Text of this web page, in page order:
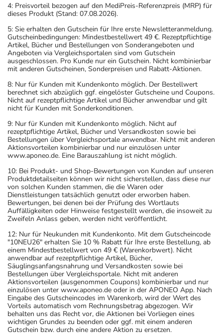
4: Preisvorteil bezogen auf den MediPreis-Referenzpreis (MRP) für
dieses Produkt (Stand: 07.08.2026).
5: Sie erhalten den Gutschein für Ihre erste Newsletteranmeldung.
Gutscheinbedingungen: Mindestbestellwert 49 €. Rezeptpflichtige
Artikel, Bücher und Bestellungen von Sonderangeboten und
Angeboten via Vergleichsportalen sind vom Gutschein
ausgeschlossen. Pro Kunde nur ein Gutschein. Nicht kombinierbar
mit anderen Gutscheinen, Sonderpreisen und Rabatt-Aktionen.
8: Nur für Kunden mit Kundenkonto möglich. Der Bestellwert
berechnet sich abzüglich ggf. eingelöster Gutscheine und Coupons.
Nicht auf rezeptpflichtige Artikel und Bücher anwendbar und gilt
nicht für Kunden mit Sonderkonditionen.
9: Nur für Kunden mit Kundenkonto möglich. Nicht auf
rezeptpflichtige Artikel, Bücher und Versandkosten sowie bei
Bestellungen über Vergleichsportale anwendbar. Nicht mit anderen
Aktionsvorteilen kombinierbar und nur einzulösen unter
www.aponeo.de. Eine Barauszahlung ist nicht möglich.
10: Bei Produkt- und Shop-Bewertungen von Kunden auf unseren
Produktdetailseiten können wir nicht sicherstellen, dass diese nur
von solchen Kunden stammen, die die Waren oder
Dienstleistungen tatsächlich genutzt oder erworben haben.
Bewertungen, bei denen bei der Prüfung des Wortlauts
Auffälligkeiten oder Hinweise festgestellt werden, die insoweit zu
Zweifeln Anlass geben, werden nicht veröffentlicht.
12: Nur für Neukunden mit Kundenkonto. Mit dem Gutscheincode
"10NEU26" erhalten Sie 10 % Rabatt für Ihre erste Bestellung, ab
einem Mindestbestellwert von 49 € (Warenkorbwert). Nicht
anwendbar auf rezeptpflichtige Artikel, Bücher,
Säuglingsanfangsnahrung und Versandkosten sowie bei
Bestellungen über Vergleichsportale. Nicht mit anderen
Aktionsvorteilen (ausgenommen Coupons) kombinierbar und nur
einzulösen unter www.aponeo.de oder in der APONEO App. Nach
Eingabe des Gutscheincodes im Warenkorb, wird der Wert des
Vorteils automatisch vom Rechnungsbetrag abgezogen. Wir
behalten uns das Recht vor, die Aktionen bei Vorliegen eines
wichtigen Grundes zu beenden oder ggf. mit einem anderen
Gutschein bzw. durch eine andere Aktion zu ersetzen.